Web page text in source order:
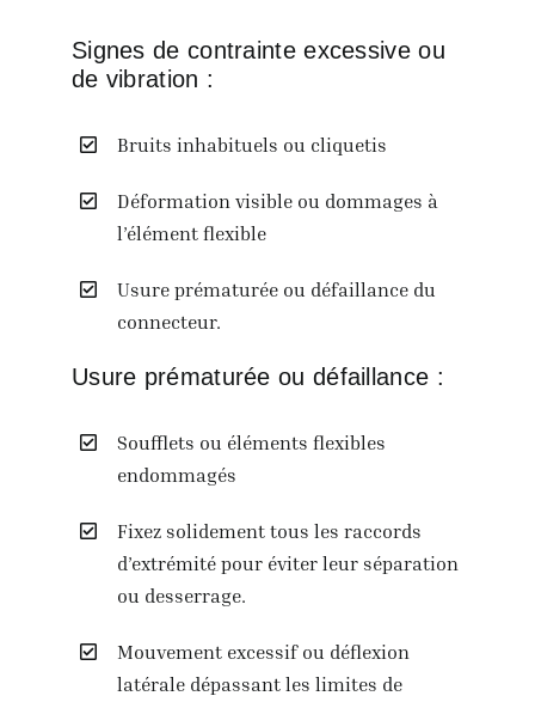
Signes de contrainte excessive ou
de vibration :
Bruits inhabituels ou cliquetis
Déformation visible ou dommages à
l’élément flexible
Usure prématurée ou défaillance du
connecteur.
Usure prématurée ou défaillance :
Soufflets ou éléments flexibles
endommagés
Fixez solidement tous les raccords
d’extrémité pour éviter leur séparation
ou desserrage.
Mouvement excessif ou déflexion
latérale dépassant les limites de